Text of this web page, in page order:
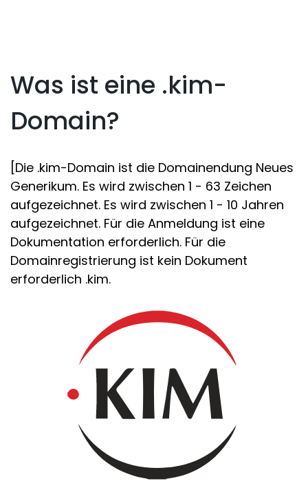
Was ist eine .kim-
Domain?
[Die .kim-Domain ist die Domainendung Neues
Generikum. Es wird zwischen 1 - 63 Zeichen
aufgezeichnet. Es wird zwischen 1 - 10 Jahren
aufgezeichnet. Für die Anmeldung ist eine
Dokumentation erforderlich. Für die
Domainregistrierung ist kein Dokument
erforderlich .kim.